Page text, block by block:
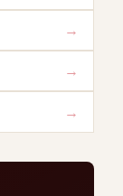
→
→
→